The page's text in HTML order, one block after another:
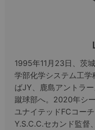
1995年11月23日、茨
学部化学システム工学
ばJY、鹿島アントラ
蹴球部へ。2020年シ
ユナイテッドFCコー
Y.S.C.C.セカンド監督